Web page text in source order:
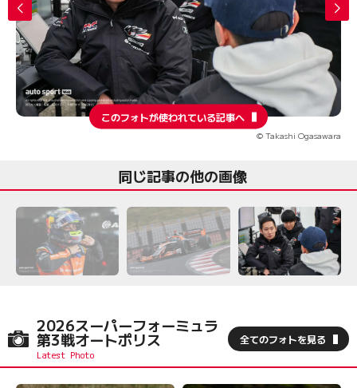
このフォトが使われている記事へ
© Takashi Ogasawara
同じ記事の他の画像
2026スーパーフォーミュラ
第3戦オートポリス 全てのフォトを見る